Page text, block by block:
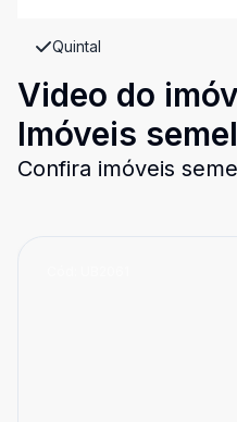
Quintal
Video do
Imóveis
Confira imóveis